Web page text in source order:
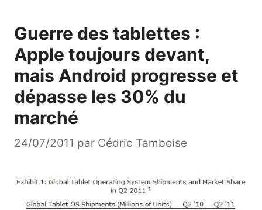
Guerre des tablettes :
Apple toujours devant,
mais Android progresse et
dépasse les 30% du
marché
24/07/2011 par Cédric Tamboise